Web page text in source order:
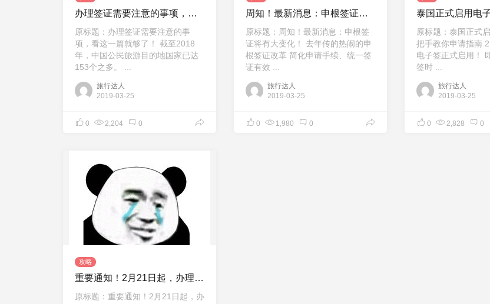
办理签证需要注意的事项，看这一篇就够了！
原标题：办理签证需要注意的事
项，看这一篇就够了！ 截至2018
年，中国公民旅游目的地国家已达
153个之多。 ...
旅行达人
2019-03-25
0 2,204 0
周知！最新消息：申根签证将有大变化！
原标题：周知！最新消息：申根签
证将有大变化！ 去年传的热闹的申
根签证改革 简化申请手续、统一签
证有效 ...
旅行达人
2019-03-25
0 1,980 0
原标题：泰国正式
把手教你申请指南
电子签正式启用！
签时 ...
旅行达人
2019-03-25
0 2,828 0
攻略
重要通知！2月21日起，办理德国的签证要去15个新签证中心了！
原标题：重要通知！2月21日起，办